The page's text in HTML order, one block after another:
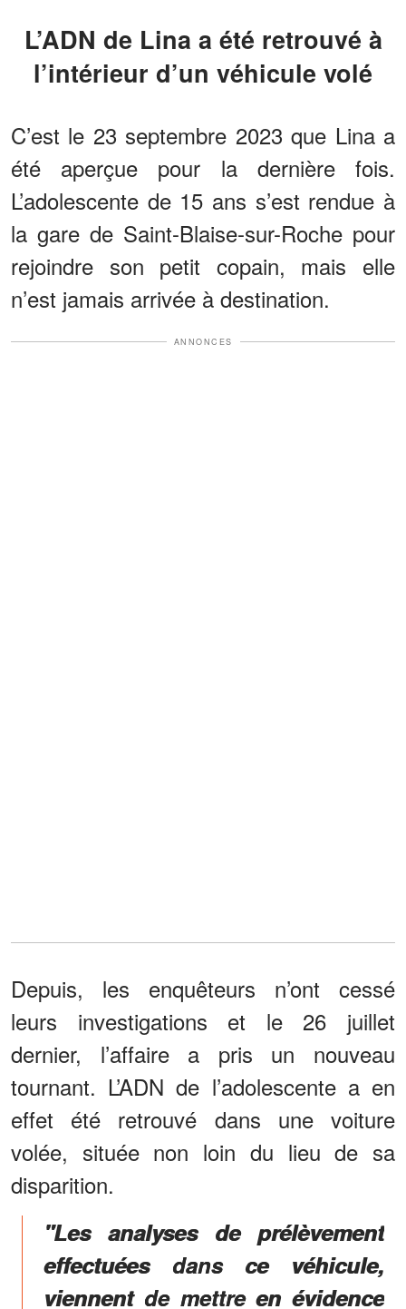
L’ADN de Lina a été retrouvé à
l’intérieur d’un véhicule volé
C’est le 23 septembre 2023 que Lina a
été aperçue pour la dernière fois.
L’adolescente de 15 ans s’est rendue à
la gare de Saint-Blaise-sur-Roche pour
rejoindre son petit copain, mais elle
n’est jamais arrivée à destination.
ANNONCES
Depuis, les enquêteurs n’ont cessé
leurs investigations et le 26 juillet
dernier, l’affaire a pris un nouveau
tournant. L’ADN de l’adolescente a en
effet été retrouvé dans une voiture
volée, située non loin du lieu de sa
disparition.
"Les analyses de prélèvement
effectuées dans ce véhicule,
viennent de mettre en évidence